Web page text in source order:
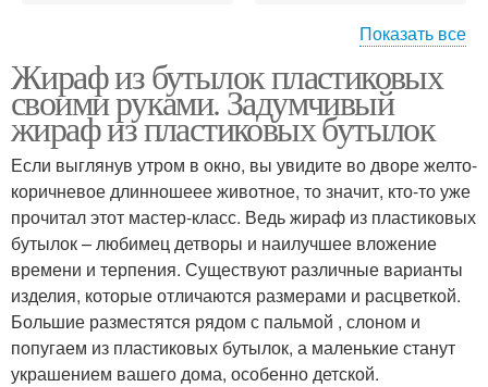
Лев из пластиковых
бутылок
пластиковых бутылок
Крышки от бутылок
Показать все
Жираф из бутылок пластиковых
своими руками. Задумчивый
жираф из пластиковых бутылок
Если выглянув утром в окно, вы увидите во дворе желто-
коричневое длинношеее животное, то значит, кто-то уже
прочитал этот мастер-класс. Ведь жираф из пластиковых
бутылок – любимец детворы и наилучшее вложение
времени и терпения. Существуют различные варианты
изделия, которые отличаются размерами и расцветкой.
Большие разместятся рядом с пальмой , слоном и
попугаем из пластиковых бутылок, а маленькие станут
украшением вашего дома, особенно детской.